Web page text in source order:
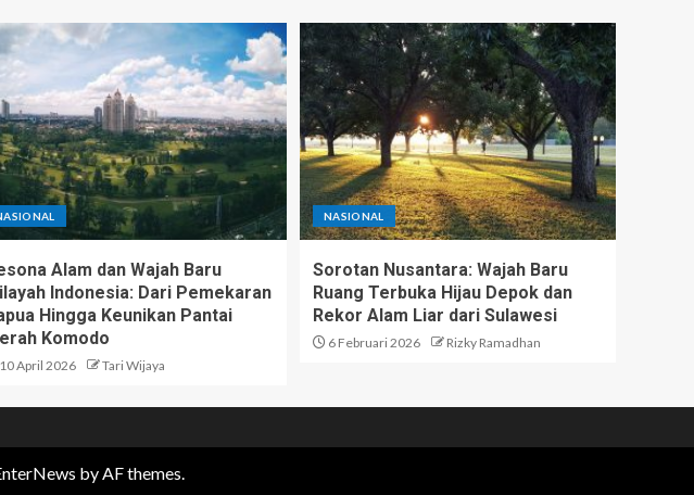
Alam dan Wajah Baru
Indonesia: Dari Pemekaran
Hingga Keunikan Pantai
Komodo
10 April 2026 Tari Wijaya
NASIONAL
Sorotan Nusantara: Wajah Baru
Ruang Terbuka Hijau Depok dan
Rekor Alam Liar dari Sulawesi
6 Februari 2026 Rizky Ramadhan
by AF themes.